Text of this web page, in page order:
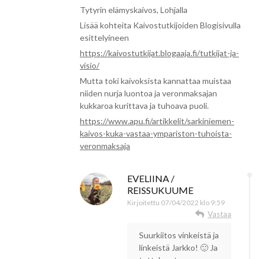
Tytyrin elämyskaivos, Lohjalla
Lisää kohteita Kaivostutkijoiden Blogisivulla
esittelyineen
https://kaivostutkijat.blogaaja.fi/tutkijat-ja-
visio/
Mutta toki kaivoksista kannattaa muistaa
niiden nurja luontoa ja veronmaksajan
kukkaroa kurittava ja tuhoava puoli.
https://www.apu.fi/artikkelit/sarkiniemen-
kaivos-kuka-vastaa-ympariston-tuhoista-
veronmaksaja
EVELIINA /
REISSUKUUME
Kirjoitettu 07/04/2022 klo 9:59
Vastaa
Suurkiitos vinkeistä ja
linkeistä Jarkko! 🙂 Ja